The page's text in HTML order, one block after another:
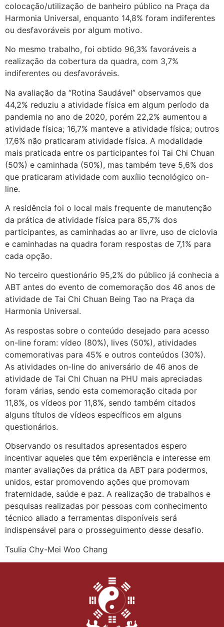
colocação/utilização de banheiro público na Praça da
Harmonia Universal, enquanto 14,8% foram indiferentes
ou desfavoráveis por algum motivo.
No mesmo trabalho, foi obtido 96,3% favoráveis a
realização da cobertura da quadra, com 3,7%
indiferentes ou desfavoráveis.
Na avaliação da “Rotina Saudável” observamos que
44,2% reduziu a atividade física em algum período da
pandemia no ano de 2020, porém 22,2% aumentou a
atividade física; 16,7% manteve a atividade física; outros
17,6% não praticaram atividade física. A modalidade
mais praticada entre os participantes foi Tai Chi Chuan
(50%) e caminhada (50%), mas também teve 5,6% dos
que praticaram atividade com auxílio tecnológico on-
line.
A residência foi o local mais frequente de manutenção
da prática de atividade física para 85,7% dos
participantes, as caminhadas ao ar livre, uso de ciclovia
e caminhadas na quadra foram respostas de 7,1% para
cada opção.
No terceiro questionário 95,2% do público já conhecia a
ABT antes do evento de comemoração dos 46 anos de
atividade de Tai Chi Chuan Being Tao na Praça da
Harmonia Universal.
As respostas sobre o conteúdo desejado para acesso
on-line foram: vídeo (80%), lives (50%), atividades
comemorativas para 45% e outros conteúdos (30%).
As atividades on-line do aniversário de 46 anos de
atividade de Tai Chi Chuan na PHU mais apreciadas
foram várias, sendo esta comemoração citada por
11,8%, os vídeos por 11,8%, sendo também citados
alguns títulos de vídeos específicos em alguns
questionários.
Observando os resultados apresentados espero
incentivar aqueles que têm experiência e interesse em
manter avaliações da prática da ABT para podermos,
unidos, estar promovendo ações que promovam
fraternidade, saúde e paz. A realização de trabalhos e
pesquisas realizadas por pessoas com conhecimento
técnico aliado a ferramentas disponíveis será
indispensável para o prosseguimento desse desafio.
Tsulia Chy-Mei Woo Chang